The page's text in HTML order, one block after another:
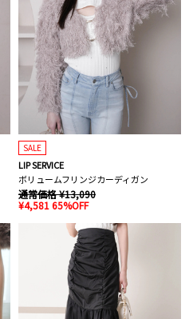
SALE
LIP SERVICE
ボリュームフリンジカーディガン
通常価格 ¥13,090
¥4,581 65%OFF